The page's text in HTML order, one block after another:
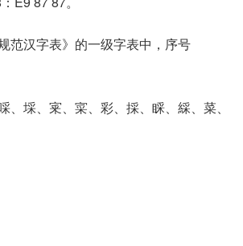
范汉字表》的一级字表中，序号
、埰、宷、寀、彩、採、睬、綵、菜、